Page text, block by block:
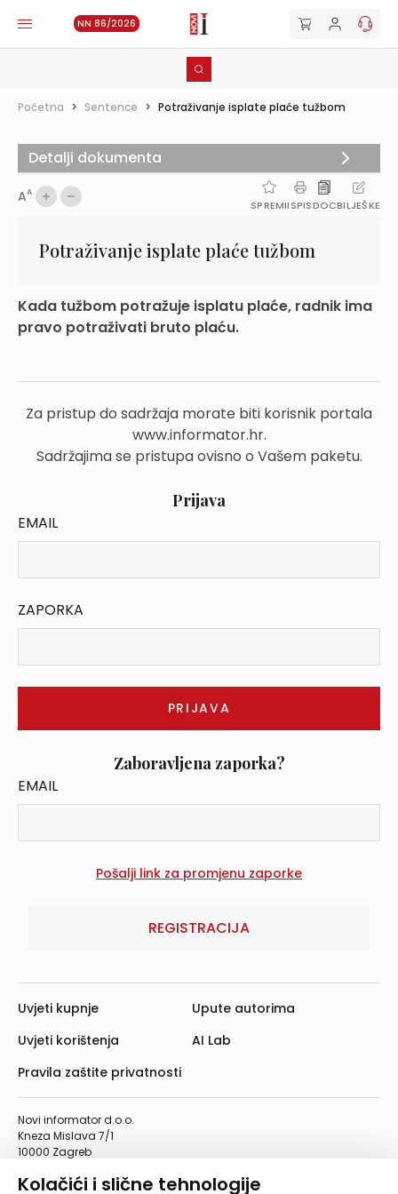
Kolačići i slične tehnologije
NN 86/2026
Početna > Sentence > Potraživanje isplate plaće tužbom
AA
SPREMIISPISDOCBILJEŠKE
Potraživanje isplate plaće tužbom
Kada tužbom potražuje isplatu plaće, radnik ima
pravo potraživati bruto plaću.
Za pristup do sadržaja morate biti korisnik portala
www.informator.hr.
Sadržajima se pristupa ovisno o Vašem paketu.
Prijava
EMAIL
ZAPORKA
Zaboravljena zaporka?
EMAIL
REGISTRACIJA
Detalji dokumenta
Novi informator d.o.o.
Kneza Mislava 7/1
10000 Zagreb
Telefaks: 01/4612-553
Uvjeti kupnje
Uvjeti korištenja
Pravila zaštite privatnosti
Upute autorima
AI Lab